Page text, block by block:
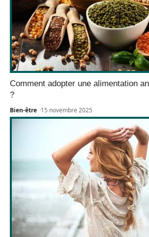
Comment adopter une alimentation
?
Bien-être 15 novembre 2025